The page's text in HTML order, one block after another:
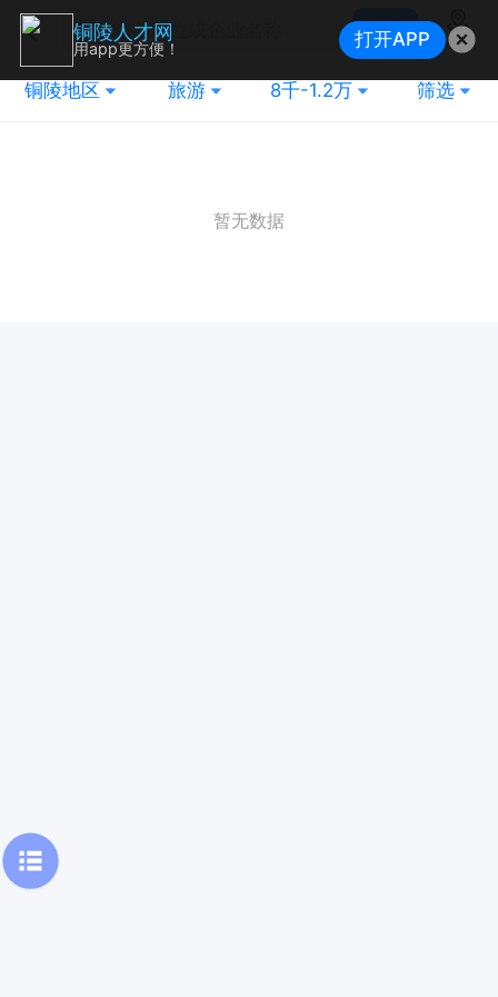
搜索
地图
铜陵地区 旅游 8千-1.2万 筛选
暂无数据
铜陵人才网
用app更方便！ 打开APP